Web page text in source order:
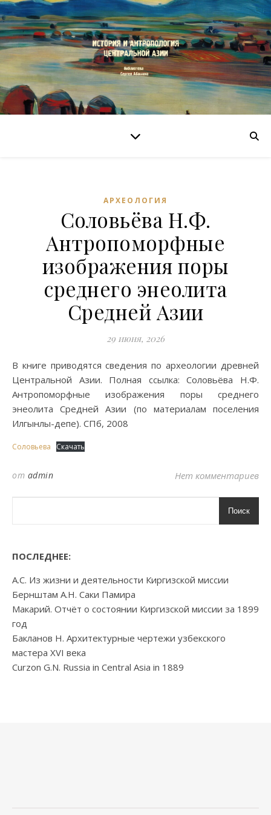
АРХЕОЛОГИЯ
Соловьёва Н.Ф.
Антропоморфные
изображения поры
среднего энеолита
Средней Азии
29 июня, 2026
В книге приводятся сведения по археологии древней
Центральной Азии. Полная ссылка: Соловьёва Н.Ф.
Антропоморфные изображения поры среднего
энеолита Средней Азии (по материалам поселения
Илгынлы-депе). СПб, 2008
Соловьева Скачать
от admin Нет комментариев
Поиск
ПОСЛЕДНЕЕ:
А.С. Из жизни и деятельности Киргизской миссии
Бернштам А.Н. Саки Памира
Макарий. Отчёт о состоянии Киргизской миссии за 1899
год
Бакланов Н. Архитектурные чертежи узбекского
мастера XVI века
Curzon G.N. Russia in Central Asia in 1889